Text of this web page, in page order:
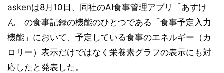
askenは8月10日、同社のAI食事管理アプリ「あすけ
ん」の食事記録の機能のひとつである「食事予定入力
機能」において、予定している食事のエネルギー（カ
ロリー）表示だけではなく栄養素グラフの表示にも対
応したと発表した。